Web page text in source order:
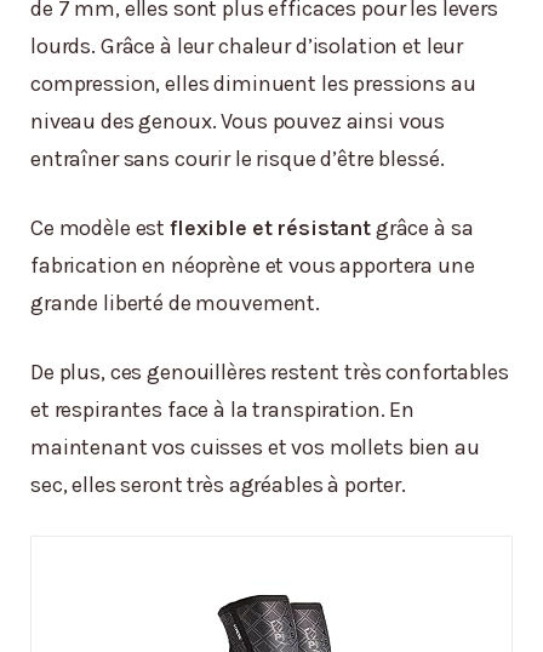
de 7 mm, elles sont plus efficaces pour les levers
lourds. Grâce à leur chaleur d’isolation et leur
compression, elles diminuent les pressions au
niveau des genoux. Vous pouvez ainsi vous
entraîner sans courir le risque d’être blessé.
Ce modèle est flexible et résistantgrâce à sa
fabrication en néoprène et vous apportera une
grande liberté de mouvement.
De plus, ces genouillères restent très confortables
et respirantes face à la transpiration. En
maintenant vos cuisses et vos mollets bien au
sec, elles seront très agréables à porter.